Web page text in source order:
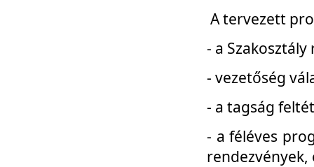
A tervezett
- a
- vezetőség
- a tagság
- a féléves